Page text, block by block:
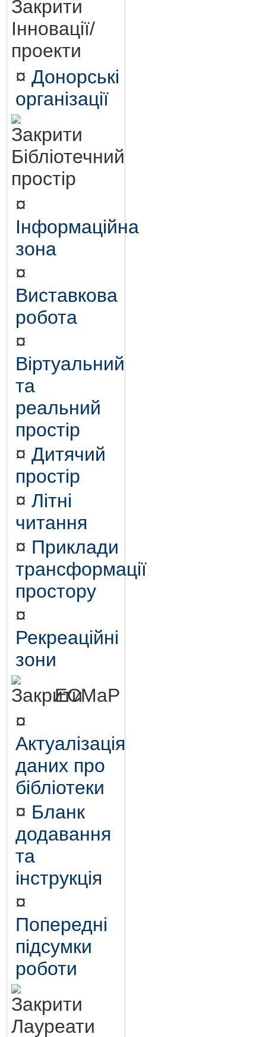
Інновації/
проекти
¤ Донорські
організації
Бібліотечний
простір
¤
Інформаційна
зона
¤
Виставкова
робота
¤
Віртуальний
та
реальний
простір
¤ Дитячий
простір
¤ Літні
читання
¤ Приклади
трансформації
простору
¤
Рекреаційні
зони
ЕСМаР
¤
Актуалізація
даних про
бібліотеки
¤ Бланк
додавання
та
інструкція
¤
Попередні
підсумки
роботи
Лауреати